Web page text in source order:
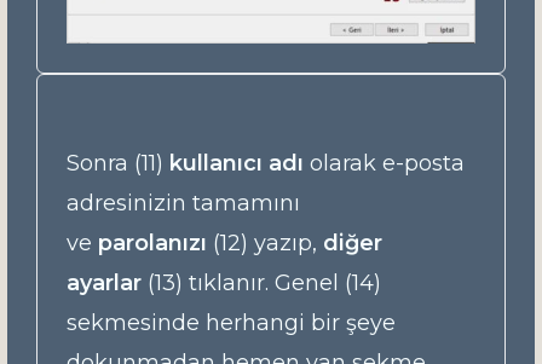
Sonra (11) kullanıcı adı olarak e-posta
adresinizin tamamını
ve parolanızı (12) yazıp, diğer
ayarlar(13) tıklanır. Genel (14)
sekmesinde herhangi bir şeye